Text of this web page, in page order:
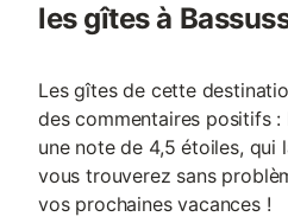
les gîtes à
Les gîtes de cette
des commentaires positifs
une note de 4,5 étoiles, qui
vous trouverez sans
vos prochaines vacances !